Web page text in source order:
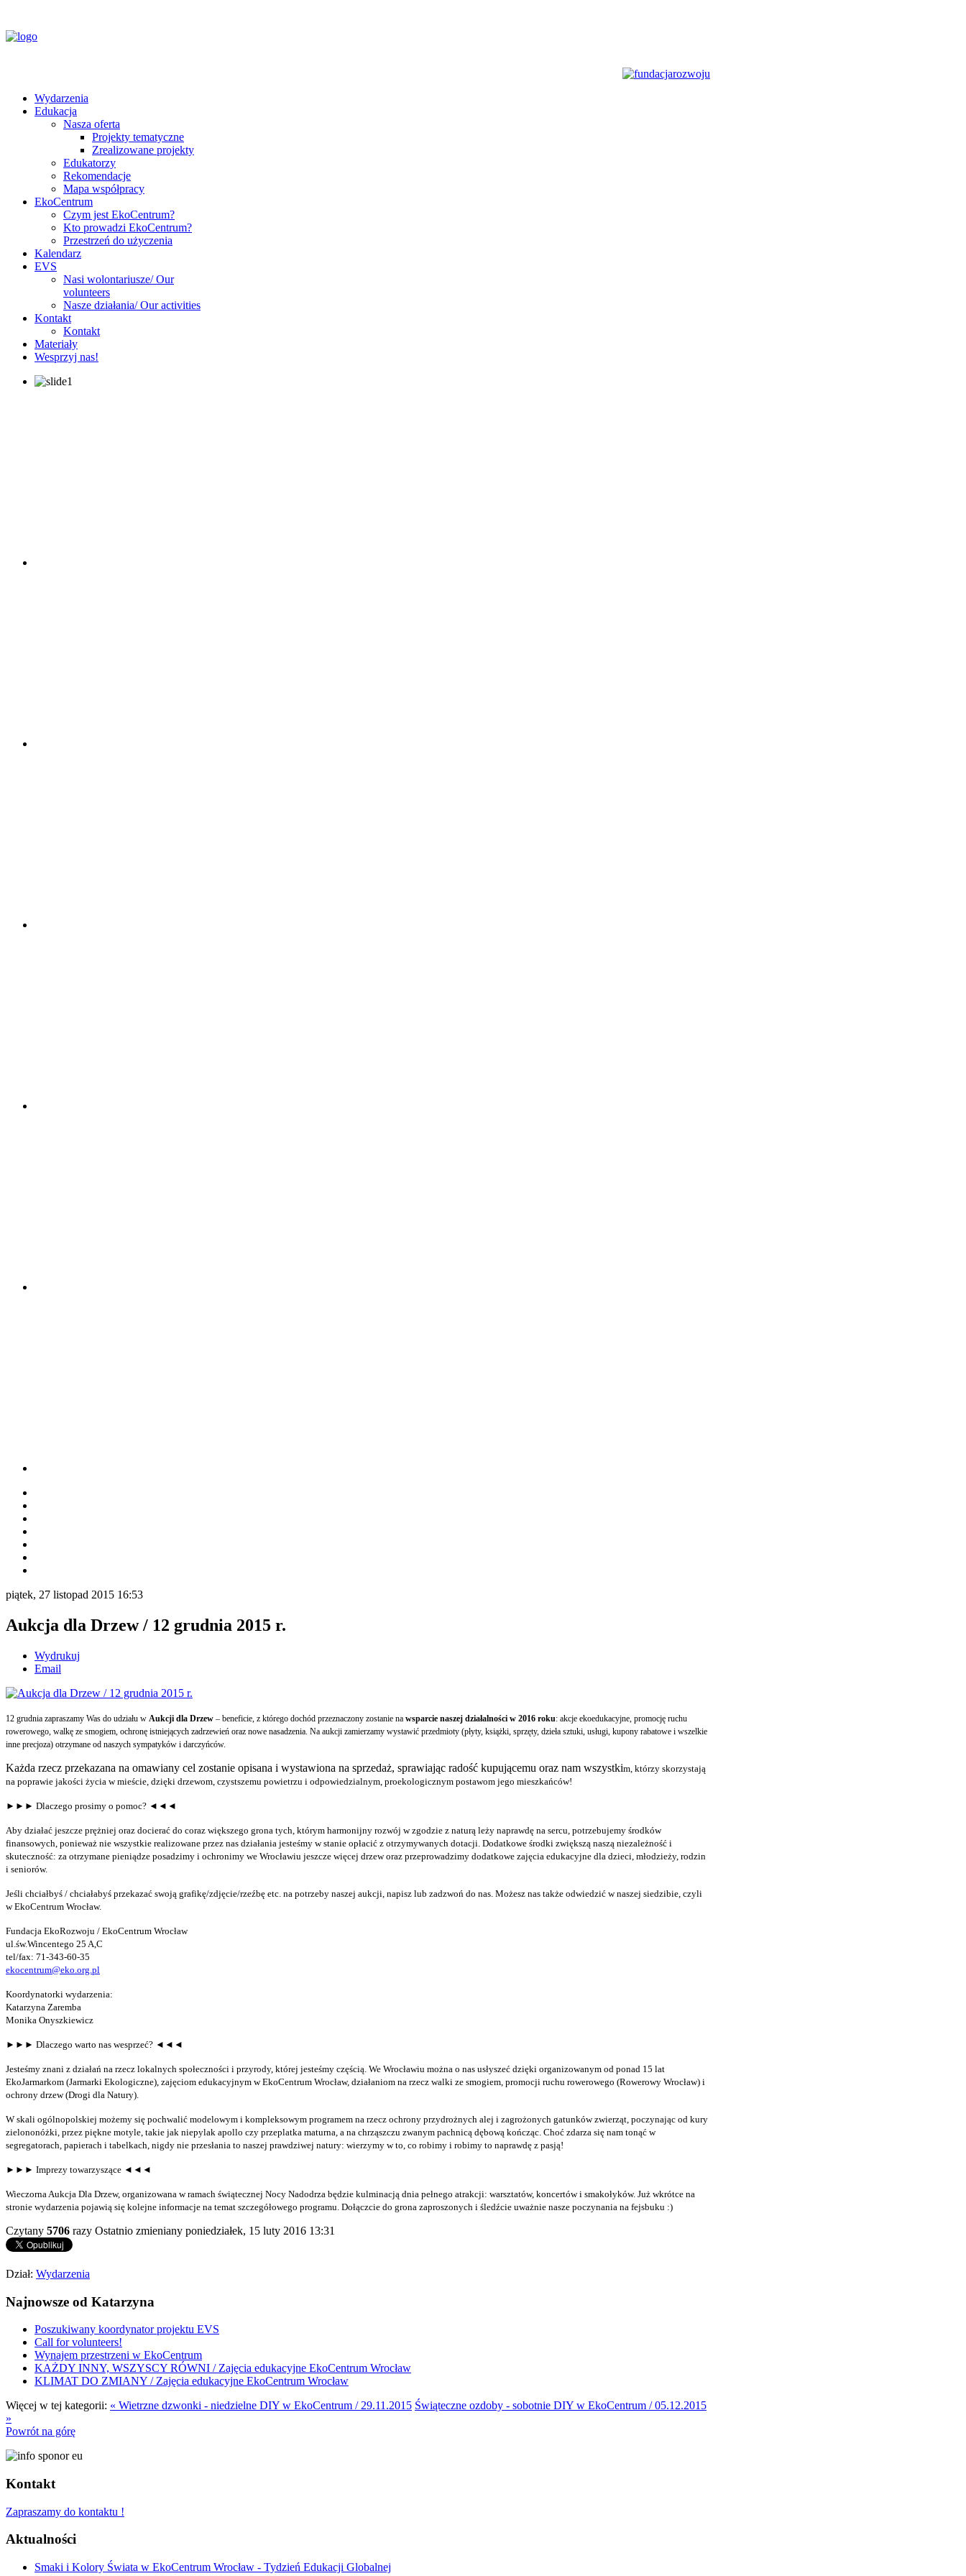
Wydarzenia
Edukacja
Nasza oferta
Projekty tematyczne
Zrealizowane projekty
Edukatorzy
Rekomendacje
Mapa współpracy
EkoCentrum
Czym jest EkoCentrum?
Kto prowadzi EkoCentrum?
Przestrzeń do użyczenia
Kalendarz
EVS
Nasi wolontariusze/ Our
volunteers
Nasze działania/ Our activities
Kontakt
Kontakt
Materiały
Wesprzyj nas!
piątek, 27 listopad 2015 16:53
Aukcja dla Drzew / 12 grudnia 2015 r.
Wydrukuj
Email
12 grudnia zapraszamy Was do udziału w Aukcji dla Drzew – beneficie, z którego dochód przeznaczony zostanie na wsparcie naszej działalności w 2016 roku: akcje ekoedukacyjne, promocję ruchu
rowerowego, walkę ze smogiem, ochronę istniejących zadrzewień oraz nowe nasadzenia. Na aukcji zamierzamy wystawić przedmioty (płyty, książki, sprzęty, dzieła sztuki, usługi, kupony rabatowe i wszelkie
inne precjoza) otrzymane od naszych sympatyków i darczyńców.
Każda rzecz przekazana na omawiany cel zostanie opisana i wystawiona na sprzedaż, sprawiając radość kupującemu oraz nam wszystkim, którzy skorzystają
na poprawie jakości życia w mieście, dzięki drzewom, czystszemu powietrzu i odpowiedzialnym, proekologicznym postawom jego mieszkańców!
►►► Dlaczego prosimy o pomoc? ◄◄◄
Aby działać jeszcze prężniej oraz docierać do coraz większego grona tych, którym harmonijny rozwój w zgodzie z naturą leży naprawdę na sercu, potrzebujemy środków
finansowych, ponieważ nie wszystkie realizowane przez nas działania jesteśmy w stanie opłacić z otrzymywanych dotacji. Dodatkowe środki zwiększą naszą niezależność i
skuteczność: za otrzymane pieniądze posadzimy i ochronimy we Wrocławiu jeszcze więcej drzew oraz przeprowadzimy dodatkowe zajęcia edukacyjne dla dzieci, młodzieży, rodzin
i seniorów.
Jeśli chciałbyś / chciałabyś przekazać swoją grafikę/zdjęcie/rzeźbę etc. na potrzeby naszej aukcji, napisz lub zadzwoń do nas. Możesz nas także odwiedzić w naszej siedzibie, czyli
w EkoCentrum Wrocław.
Fundacja EkoRozwoju / EkoCentrum Wrocław
ul.św.Wincentego 25 A,C
tel/fax: 71-343-60-35
ekocentrum@eko.org.pl
Koordynatorki wydarzenia:
Katarzyna Zaremba
Monika Onyszkiewicz
►►► Dlaczego warto nas wesprzeć? ◄◄◄
Jesteśmy znani z działań na rzecz lokalnych społeczności i przyrody, której jesteśmy częścią. We Wrocławiu można o nas usłyszeć dzięki organizowanym od ponad 15 lat
EkoJarmarkom (Jarmarki Ekologiczne), zajęciom edukacyjnym w EkoCentrum Wrocław, działaniom na rzecz walki ze smogiem, promocji ruchu rowerowego (Rowerowy Wrocław) i
ochrony drzew (Drogi dla Natury).
W skali ogólnopolskiej możemy się pochwalić modelowym i kompleksowym programem na rzecz ochrony przydrożnych alej i zagrożonych gatunków zwierząt, poczynając od kury
zielononóżki, przez piękne motyle, takie jak niepylak apollo czy przeplatka maturna, a na chrząszczu zwanym pachnicą dębową kończąc. Choć zdarza się nam tonąć w
segregatorach, papierach i tabelkach, nigdy nie przesłania to naszej prawdziwej natury: wierzymy w to, co robimy i robimy to naprawdę z pasją!
►►► Imprezy towarzyszące ◄◄◄
Wieczorna Aukcja Dla Drzew, organizowana w ramach świątecznej Nocy Nadodrza będzie kulminacją dnia pełnego atrakcji: warsztatów, koncertów i smakołyków. Już wkrótce na
stronie wydarzenia pojawią się kolejne informacje na temat szczegółowego programu. Dołączcie do grona zaproszonych i śledźcie uważnie nasze poczynania na fejsbuku :)
Czytany 5706 razy Ostatnio zmieniany poniedziałek, 15 luty 2016 13:31
Dział: Wydarzenia
Najnowsze od Katarzyna
Poszukiwany koordynator projektu EVS
Call for volunteers!
Wynajem przestrzeni w EkoCentrum
KAŻDY INNY, WSZYSCY RÓWNI / Zajęcia edukacyjne EkoCentrum Wrocław
KLIMAT DO ZMIANY / Zajęcia edukacyjne EkoCentrum Wrocław
Więcej w tej kategorii: « Wietrzne dzwonki - niedzielne DIY w EkoCentrum / 29.11.2015 Świąteczne ozdoby - sobotnie DIY w EkoCentrum / 05.12.2015
»
Powrót na górę
Kontakt
Zapraszamy do kontaktu !
Aktualności
Smaki i Kolory Świata w EkoCentrum Wrocław - Tydzień Edukacji Globalnej